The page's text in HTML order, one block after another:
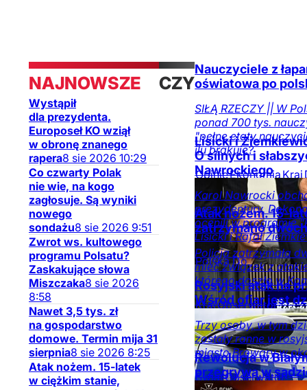
NAJNOWSZE
Wystąpił
dla prezydenta.
Europoseł KO wziął
w obronę znanego
rapera8 sie 2026 10:29
Co czwarty Polak
nie wie, na kogo
zagłosuje. Są wyniki
nowego
sondażu8 sie 2026 9:51
Zwrot ws. kultowego
programu Polsatu?
Zaskakujące słowa
Miszczaka8 sie 2026
8:58
Nawet 3,5 tys. zł
na gospodarstwo
domowe. Termin mija 31
sierpnia8 sie 2026 8:25
Atak nożem. 15-latek
w ciężkim stanie,
CZYTAJ
TAKŻE
Nauczyciele z
oświatowa po
SIŁĄ RZECZY || W
ponad 700 tys.
"pełne etaty
ilu brakuje?
OpinieEkonomiaKraj
na DoRzeczy.pl
Lisicki i
O silnych i
Nawrockiego
Karol Nawrocki
prezydentury.
ocenili w programie
Lisicki i Rafał
Polska Do
RzeczyOpinieKraj
na DoRzeczy.pl
Atak nożem. 15-
zatrzymano
Policja zatrzymała
mieć związek z
którego doszło w
KrajObserwator
mediów
Rosyjski atak na
Wśród ofiar jest
Trzy osoby, w tym
zostały ranne w
miasto Browary w
ŚwiatObserwator
Rewolucja w
przegrywa w